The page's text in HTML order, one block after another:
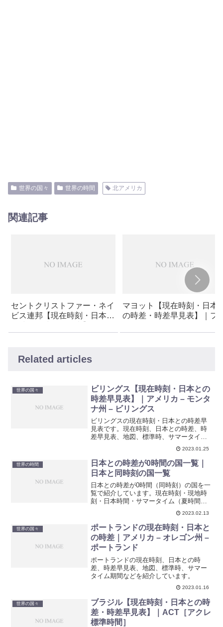
世界の国々 世界の時間 北アメリカ
関連記事
セントクリストファー・ネイ
ビス連邦【現在時刻・日本と
マヨット【現在時刻・日本
の時差・時差早見表】｜フ
Related articles
世界の国々
ビリングス【現在時刻・日本との
時差早見表】｜アメリカ – モンタ
ナ州 – ビリングス
ビリングスの現在時刻・日本との時差早
見表です。現在時刻、日本との時差、時
差早見表、地図、標準時、サマータイム
2023.01.25
世界の時間
日本との時差が0時間の国一覧｜
日本と同時刻の国一覧
日本との時差が0時間（同時刻）の国を一
覧で紹介しています。現在時刻・現地時
刻・日本時間・サマータイム（夏時間）
についても合わせて紹介しています。
2023.02.13
世界の国々
ポートランドの現在時刻・日本と
の時差｜アメリカ – オレゴン州 –
ポートランド
ポートランドの現在時刻、日本との時
差、時差早見表、地図、標準時、サマー
タイム期間などを紹介しています。
2023.01.16
世界の国々
ブラジル【現在時刻・日本との時
差・時差早見表】｜ACT［アクレ
標準時間］